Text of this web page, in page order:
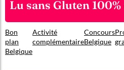
Lu sans Gluten
Bon
plan
Belgique
Activité
complémentaire
Concours
Belgique